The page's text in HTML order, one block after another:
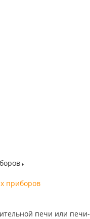
приборов
печи или печи-